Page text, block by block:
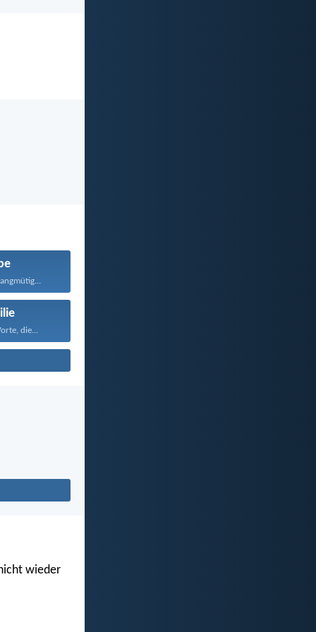
die...
wieder